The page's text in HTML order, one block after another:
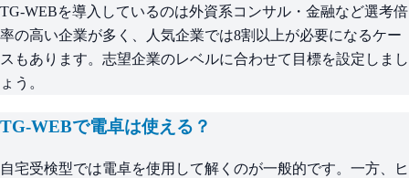
TG-WEBを導入しているのは外資系コンサル・金融など選考倍
率の高い企業が多く、人気企業では8割以上が必要になるケー
スもあります。志望企業のレベルに合わせて目標を設定しまし
ょう。
TG-WEBで電卓は使える？
自宅受検型では電卓を使用して解くのが一般的です。一方、ヒ